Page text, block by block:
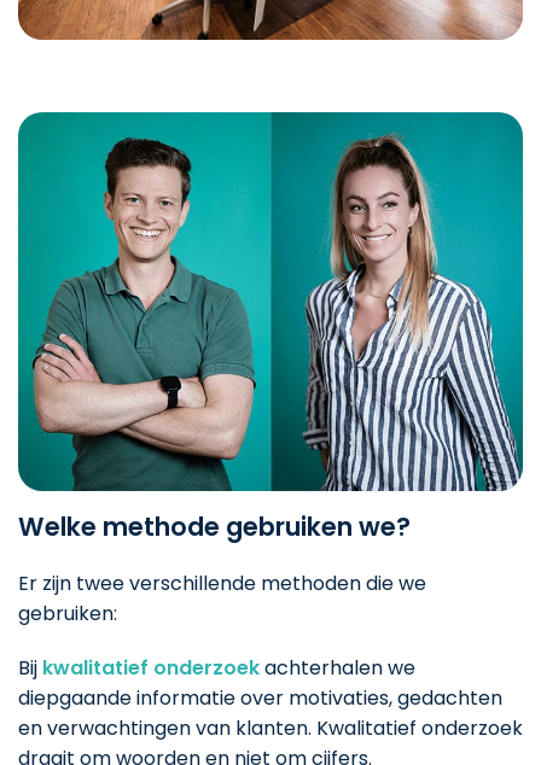
Welke methode gebruiken we?
Er zijn twee verschillende methoden die we
gebruiken:
Bij kwalitatief onderzoekachterhalen we
diepgaande informatie over motivaties, gedachten
en verwachtingen van klanten. Kwalitatief onderzoek
draait om woorden en niet om cijfers.